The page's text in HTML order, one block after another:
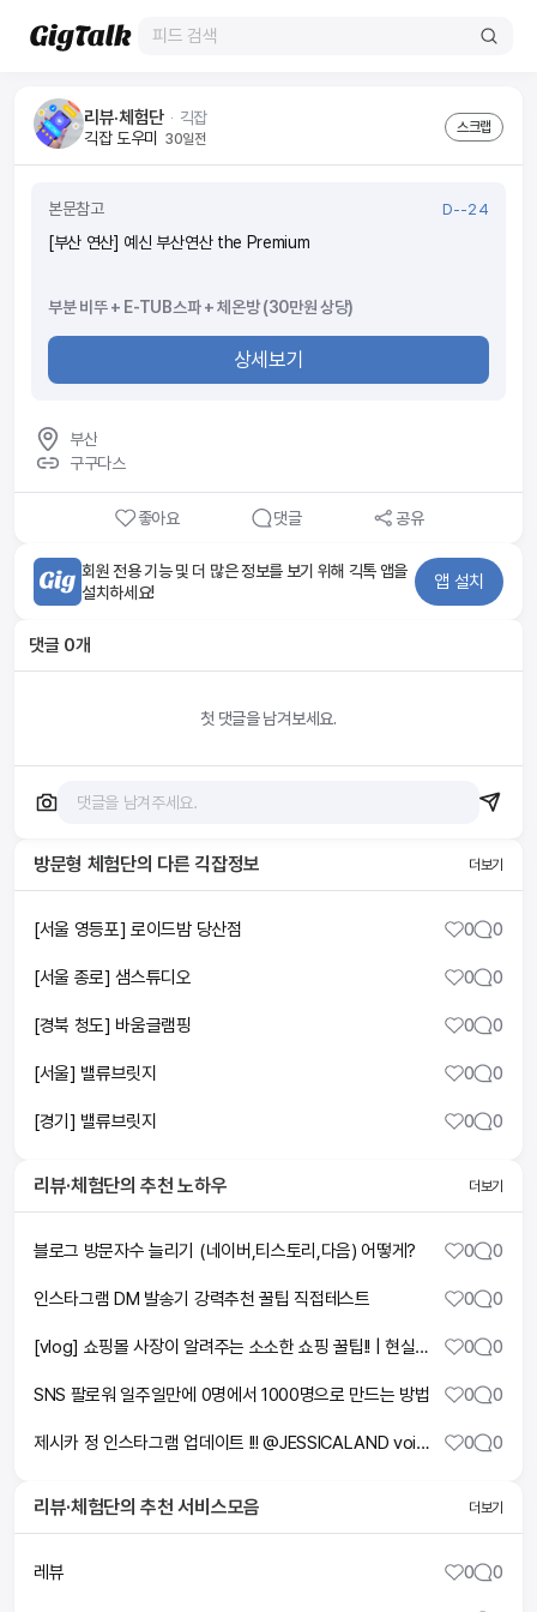
리뷰·체험단 ᆞ 긱잡
긱잡 도우미 30일전
스크랩
본문참고 D--24
[부산 연산] 예신 부산연산 the Premium
부분 비뚜 + E-TUB스파 + 체온방 (30만원 상당)
상세보기
부산
구구다스
좋아요 댓글 공유
회원 전용 기능 및 더 많은 정보를 보기 위해 긱톡 앱을
설치하세요!
앱 설치
댓글 0개
첫 댓글을 남겨보세요.
방문형 체험단의 다른 긱잡정보 더보기
[서울 영등포] 로이드밤 당산점 0 0
[서울 종로] 샘스튜디오 0 0
[경북 청도] 바움글램핑 0 0
[서울] 밸류브릿지 0 0
[경기] 밸류브릿지 0 0
리뷰·체험단의 추천 노하우 더보기
블로그 방문자수 늘리기 (네이버,티스토리,다음) 어떻게? 0 0
인스타그램 DM 발송기 강력추천 꿀팁 직접테스트 0 0
[vlog] 쇼핑몰 사장이 알려주는 소소한 쇼핑 꿀팁!! | 현실 데이트 일상까지🤍 0 0
SNS 팔로워 일주일만에 0명에서 1000명으로 만드는 방법 0 0
제시카 정 인스타그램 업데이트 !!! @JESSICALAND voice !!! 0 0
리뷰·체험단의 추천 서비스모음 더보기
레뷰 0 0